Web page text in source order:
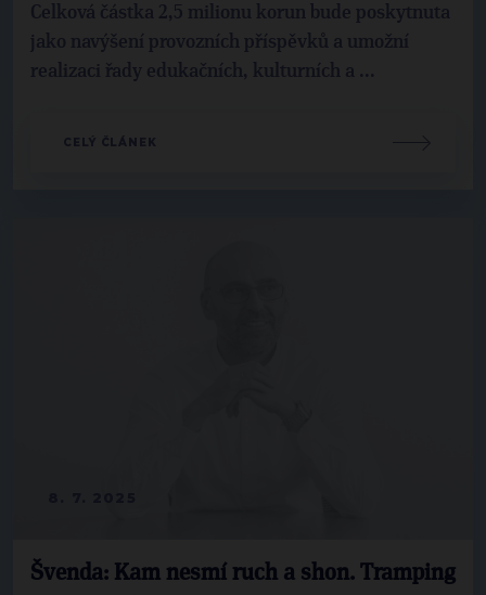
Celková částka 2,5 milionu korun bude poskytnuta
jako navýšení provozních příspěvků a umožní
realizaci řady edukačních, kulturních a ...
CELÝ ČLÁNEK
Švenda: Kam nesmí ruch a shon. Tramping